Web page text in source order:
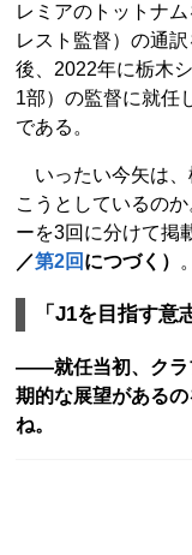
レミアのトットナ
レスト監督）の通
後、2022年に栃木
1部）の監督に就任
である。
いったい今矢は、
こうとしているの
ーを3回に分けて掲
／第2回 につづく） 。
「J1を目指す
――就任当初、クラ
期的な展望がある
ね。